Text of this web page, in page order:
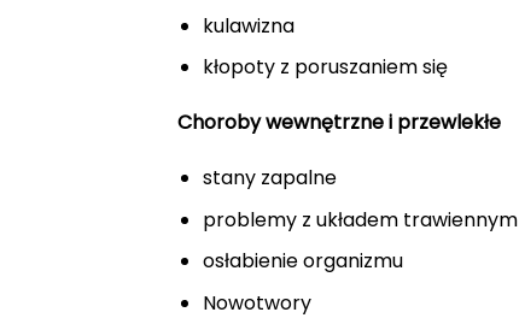
kulawizna
kłopoty z poruszaniem się
Choroby wewnętrzne i przewlekłe
stany zapalne
problemy z układem trawiennym
osłabienie organizmu
Nowotwory